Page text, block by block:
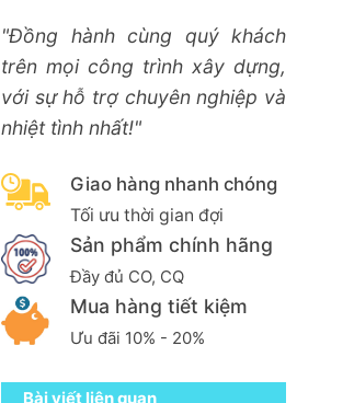
"Đồng hành cùng quý khách
trên mọi công trình xây dựng,
với sự hỗ trợ chuyên nghiệp và
nhiệt tình nhất!"
Giao hàng nhanh chóng
Tối ưu thời gian đợi
Sản phẩm chính hãng
Đầy đủ CO, CQ
Mua hàng tiết kiệm
Ưu đãi 10% - 20%
Bài viết liên quan